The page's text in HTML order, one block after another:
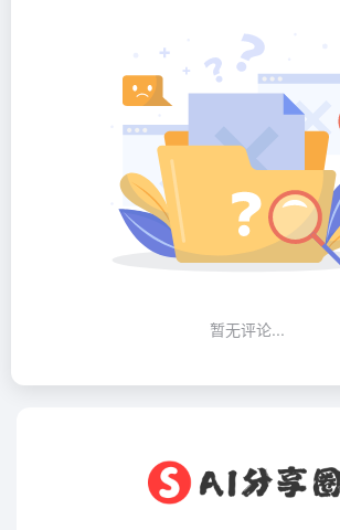
暂无评论...